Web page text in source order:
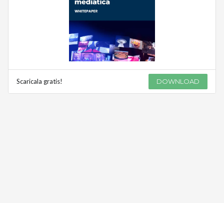
Scaricala gratis! DOWNLOAD